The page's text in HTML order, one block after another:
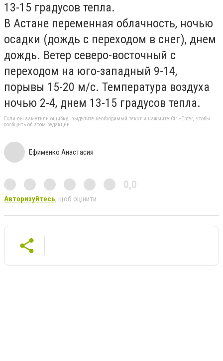
13-15 градусов тепла.
В Астане переменная облачность, ночью
осадки (дождь с переходом в снег), днем
дождь. Ветер северо-восточный с
переходом на юго-западный 9-14,
порывы 15-20 м/с. Температура воздуха
ночью 2-4, днем 13-15 градусов тепла.
Если вы заметили ошибку, выделите необходимый текст и нажмите Ctrl+Enter, чтобы
сообщить об этом редакции
Ефименко Анастасия
0,0
Авторизуйтесь, щоб оцінити